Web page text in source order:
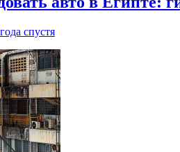
спустя